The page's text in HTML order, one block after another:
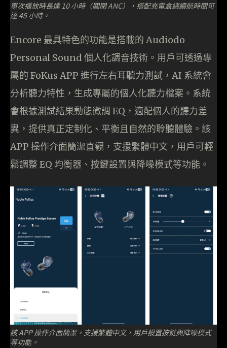
單次播放時長達 10 小時（關閉 ANC），搭配充電盒總續航時間可
達 45 小時。
Encore 最具特色的功能是搭載的 Audiodo
Personal Sound 個人化調音技術。用戶可透過專
屬的 FoKus APP 進行左右耳聽力測試，AI 系統會
分析聽力特性，生成專屬的個人化聽力檔案。系統
會根據測試結果動態微調 EQ，適配個人的聽力差
異，提供真正定制化、平衡且自然的聆聽體驗。該
APP 操作介面簡潔直觀，支援繁體中文，用戶可輕
鬆調整 EQ 均衡器、按鍵設置與降噪模式等功能。
該 APP 操作介面簡潔，支援繁體中文，用戶設置按鍵與降噪模式
等功能。